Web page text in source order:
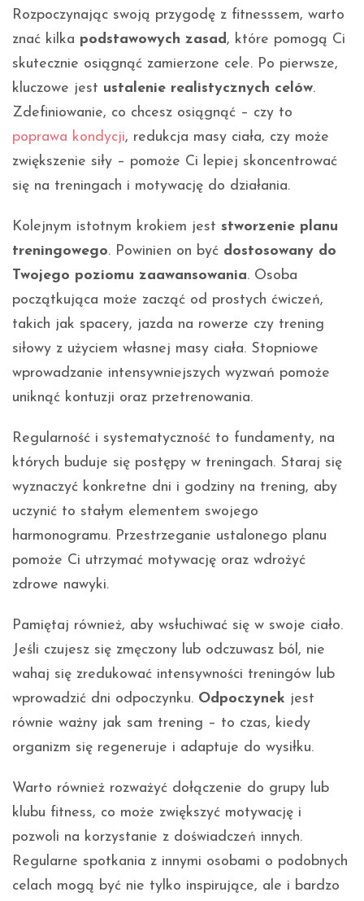
Rozpoczynając swoją przygodę z fitnesssem, warto
znać kilka podstawowych zasad, które pomogą Ci
skutecznie osiągnąć zamierzone cele. Po pierwsze,
kluczowe jest ustalenie realistycznych celów.
Zdefiniowanie, co chcesz osiągnąć – czy to
poprawa kondycji, redukcja masy ciała, czy może
zwiększenie siły – pomoże Ci lepiej skoncentrować
się na treningach i motywację do działania.
Kolejnym istotnym krokiem jest stworzenie planu
treningowego. Powinien on być dostosowany do
Twojego poziomu zaawansowania. Osoba
początkująca może zacząć od prostych ćwiczeń,
takich jak spacery, jazda na rowerze czy trening
siłowy z użyciem własnej masy ciała. Stopniowe
wprowadzanie intensywniejszych wyzwań pomoże
uniknąć kontuzji oraz przetrenowania.
Regularność i systematyczność to fundamenty, na
których buduje się postępy w treningach. Staraj się
wyznaczyć konkretne dni i godziny na trening, aby
uczynić to stałym elementem swojego
harmonogramu. Przestrzeganie ustalonego planu
pomoże Ci utrzymać motywację oraz wdrożyć
zdrowe nawyki.
Pamiętaj również, aby wsłuchiwać się w swoje ciało.
Jeśli czujesz się zmęczony lub odczuwasz ból, nie
wahaj się zredukować intensywności treningów lub
wprowadzić dni odpoczynku. Odpoczynek jest
równie ważny jak sam trening – to czas, kiedy
organizm się regeneruje i adaptuje do wysiłku.
Warto również rozważyć dołączenie do grupy lub
klubu fitness, co może zwiększyć motywację i
pozwoli na korzystanie z doświadczeń innych.
Regularne spotkania z innymi osobami o podobnych
celach mogą być nie tylko inspirujące, ale i bardzo